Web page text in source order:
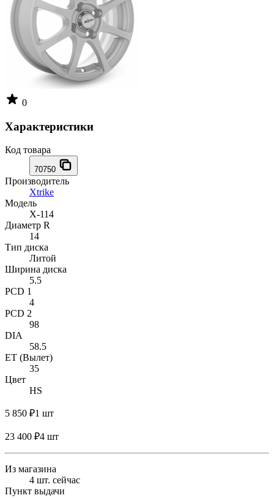
0
Характеристики
Код товара
70750
Производитель
Xtrike
Модель
X-114
Диаметр R
14
Тип диска
Литой
Ширина диска
5.5
PCD 1
4
PCD 2
98
DIA
58.5
ET (Вылет)
35
Цвет
HS
5 850 ₽1 шт
23 400 ₽4 шт
Из магазина
4 шт. сейчас
Пункт выдачи